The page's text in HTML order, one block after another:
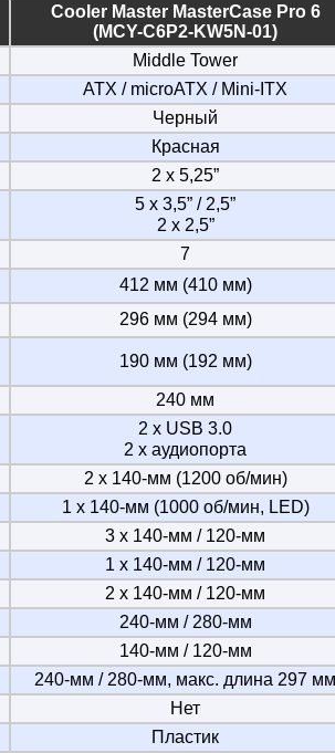
Cooler Master MasterCase Pro 6
(MCY-C6P2-KW5N-01)
Middle Tower
ATX / microATX / Mini-ITX
Черный
Красная
2 х 5,25”
5 х 3,5” / 2,5”
2 х 2,5”
7
412 мм (410 мм)
296 мм (294 мм)
190 мм (192 мм)
240 мм
2 x USB 3.0
2 х аудиопорта
2 х 140-мм (1200 об/мин)
1 х 140-мм (1000 об/мин, LED)
3 х 140-мм / 120-мм
1 х 140-мм / 120-мм
2 х 140-мм / 120-мм
240-мм / 280-мм
140-мм / 120-мм
240-мм / 280-мм, макс. длина 297 мм
Нет
Пластик